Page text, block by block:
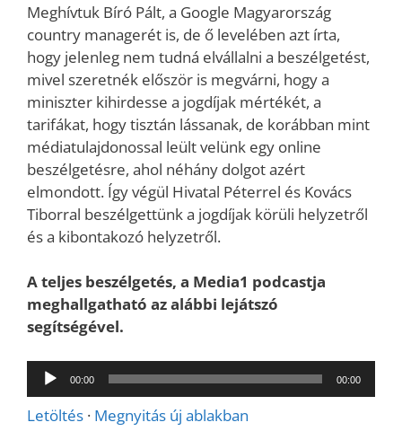
Meghívtuk Bíró Pált, a Google Magyarország
country managerét is, de ő levelében azt írta,
hogy jelenleg nem tudná elvállalni a beszélgetést,
mivel szeretnék először is megvárni, hogy a
miniszter kihirdesse a jogdíjak mértékét, a
tarifákat, hogy tisztán lássanak, de korábban mint
médiatulajdonossal leült velünk egy online
beszélgetésre, ahol néhány dolgot azért
elmondott. Így végül Hivatal Péterrel és Kovács
Tiborral beszélgettünk a jogdíjak körüli helyzetről
és a kibontakozó helyzetről.
A teljes beszélgetés, a Media1 podcastja
meghallgatható az alábbi lejátszó
segítségével.
Audió
lejátszó
00:00 00:00
Letöltés · Megnyitás új ablakban